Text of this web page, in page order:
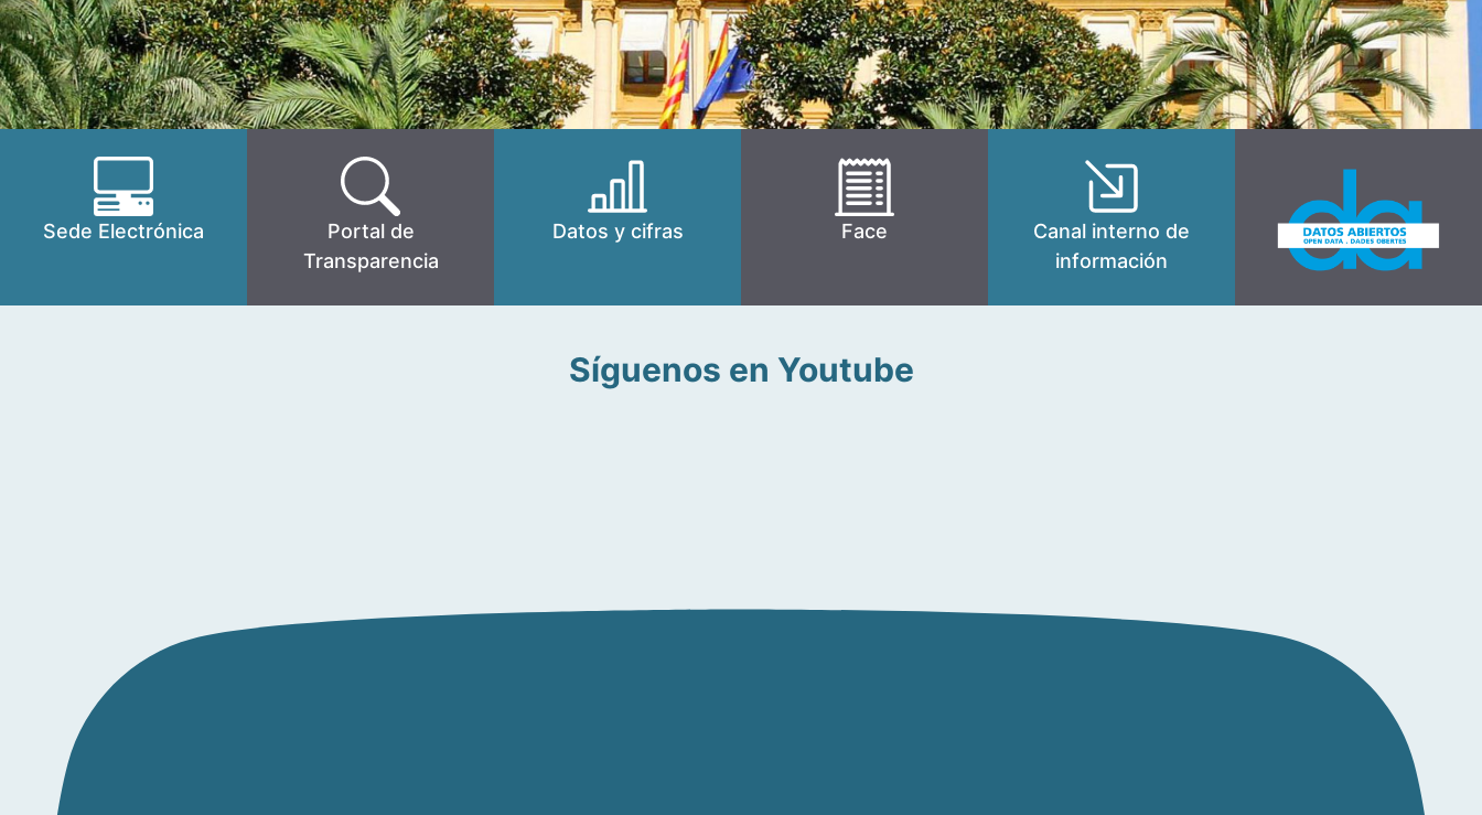
Sede Electrónica
Portal de
Transparencia
Datos y cifras Face
Canal interno de
información
Síguenos en Youtube